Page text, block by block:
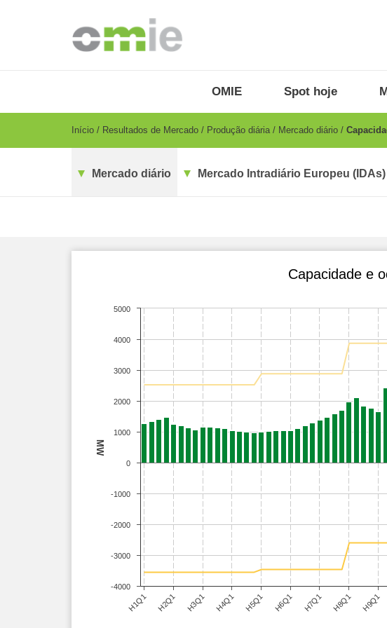
PT
OMIE Spot hoje
Breadcrumb
Início Resultados de Mercado Produção diária Mercado diário
Mercado diário Mercado Intradiário Europeu (IDAs)
MW
Capacidade e
H1Q1 H2Q1 H3Q1 H4Q1 H5Q1 H6Q1 H7Q1 H8Q1 H9Q1
-4000
-3000
-2000
-1000
0
1000
2000
3000
4000
5000